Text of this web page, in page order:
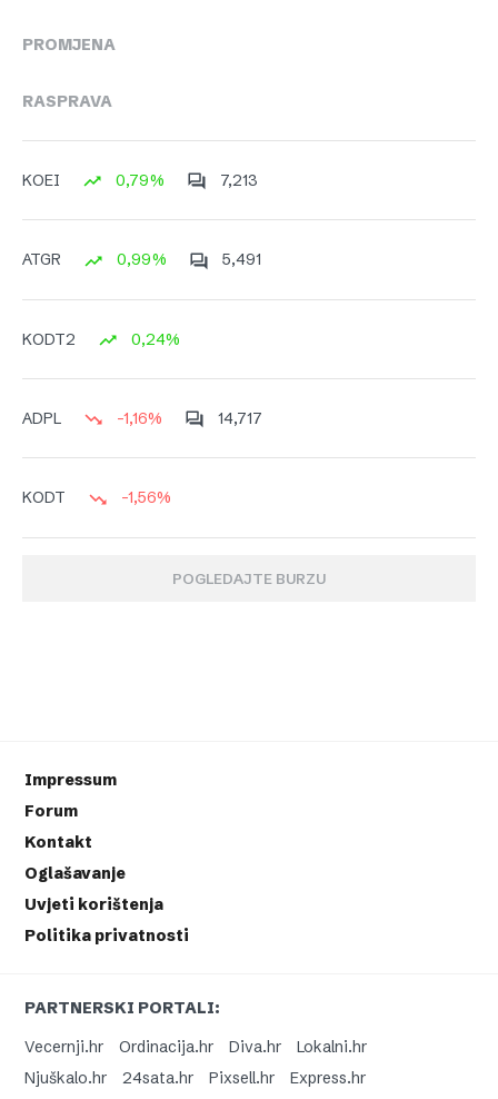
PROMJENA
RASPRAVA
KOEI 0,79% 7,213
ATGR 0,99% 5,491
KODT2 0,24%
ADPL -1,16% 14,717
KODT -1,56%
POGLEDAJTE BURZU
Impressum
Forum
Kontakt
Oglašavanje
Uvjeti korištenja
Politika privatnosti
PARTNERSKI PORTALI:
Vecernji.hr
Ordinacija.hr Diva.hr
Lokalni.hr
Njuškalo.hr
24sata.hr Pixsell.hr Express.hr